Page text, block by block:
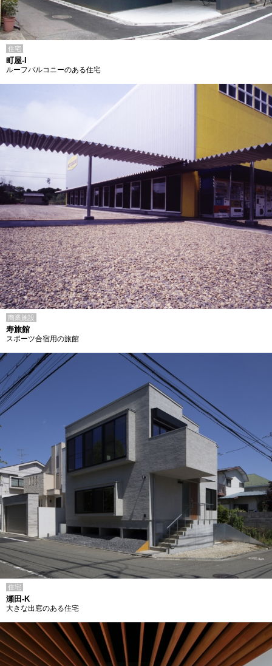
住宅
町屋-I
ルーフバルコニーのある住宅
商業施設
寿旅館
スポーツ合宿用の旅館
住宅
瀬田-K
大きな出窓のある住宅